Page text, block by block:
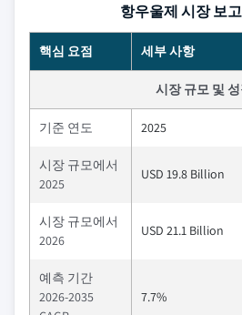
항우울제 시장 보
핵심 요점 세부 사항
시장 규모 및
기준 연도 2025
시장 규모에서
2025
USD 19.8 Billion
시장 규모에서
2026
USD 21.1 Billion
예측 기간
2026-2035
7.7%